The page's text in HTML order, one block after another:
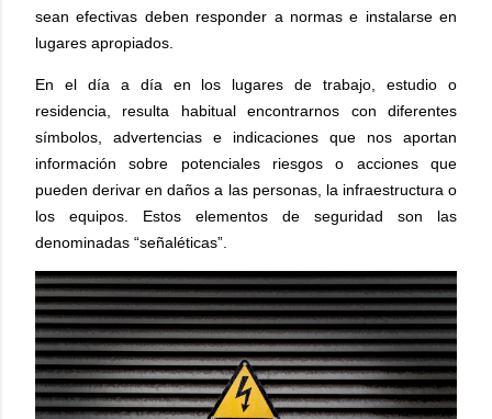
sean efectivas deben responder a normas e instalarse en
lugares apropiados.
En el día a día en los lugares de trabajo, estudio o
residencia, resulta habitual encontrarnos con diferentes
símbolos, advertencias e indicaciones que nos aportan
información sobre potenciales riesgos o acciones que
pueden derivar en daños a las personas, la infraestructura o
los equipos. Estos elementos de seguridad son las
denominadas “señaléticas”.